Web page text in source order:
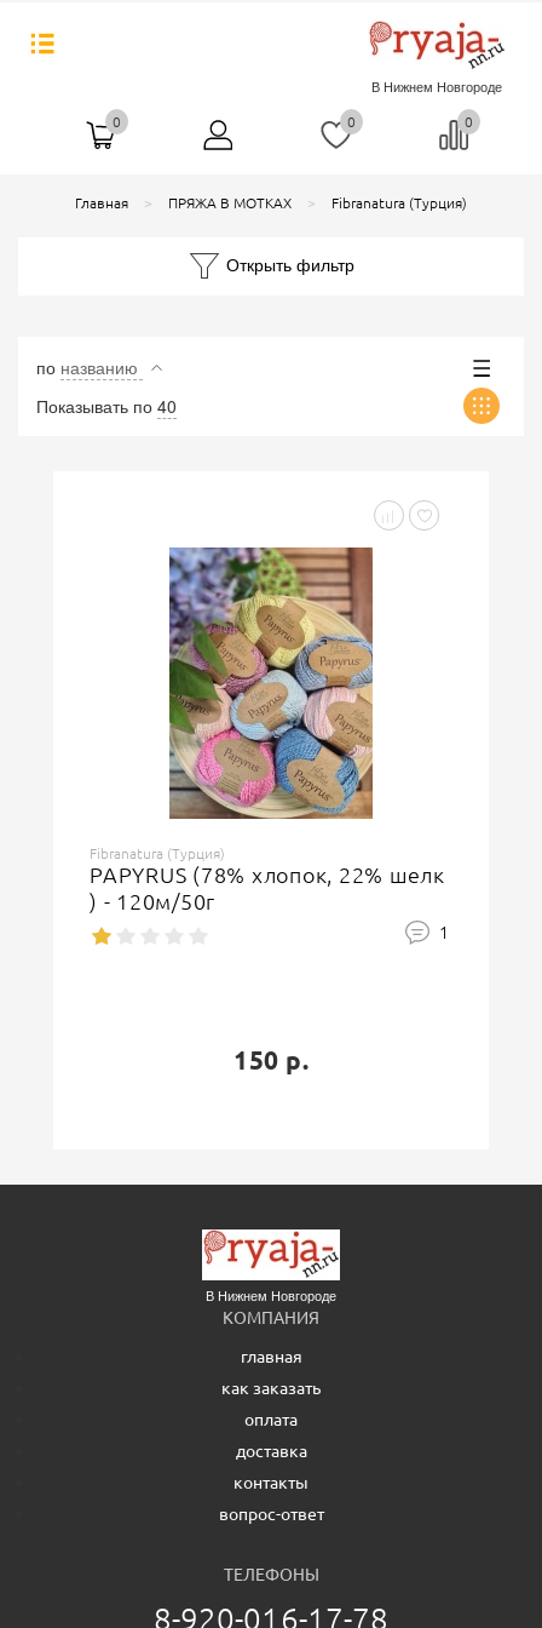
В Нижнем Новгороде
0 0 0
Главная ПРЯЖА В МОТКАХ Fibranatura (Турция)
Открыть фильтр
по названию
Показывать по 40
Fibranatura (Турция)
PAPYRUS (78% хлопок, 22% шелк
) - 120м/50г
1
150 р.
В Нижнем Новгороде
КОМПАНИЯ
главная
как заказать
оплата
доставка
контакты
вопрос-ответ
ТЕЛЕФОНЫ
8-920-016-17-78